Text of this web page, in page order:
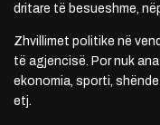
dritare të besueshme,
Zhvillimet politike në
të agjencisë. Por nuk
ekonomia, sporti,
etj.